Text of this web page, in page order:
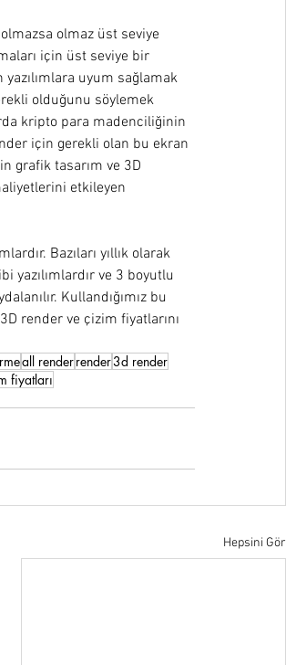
olmaz üst seviye
için üst seviye bir
uyum sağlamak
olduğunu söylemek
kripto para madenciliğinin
için gerekli olan bu ekran
grafik tasarım ve 3D
etkileyen
Bazıları yıllık olarak
yazılımlardır ve 3 boyutlu
Kullandığımız bu
render ve çizim fiyatlarını
all renderrender3d render
fiyatları
Hepsini Gör